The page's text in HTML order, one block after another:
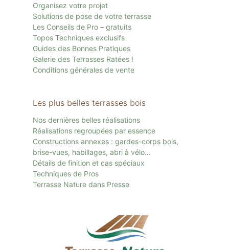
Organisez votre projet
Solutions de pose de votre terrasse
Les Conseils de Pro – gratuits
Topos Techniques exclusifs
Guides des Bonnes Pratiques
Galerie des Terrasses Ratées !
Conditions générales de vente
Les plus belles terrasses bois
Nos dernières belles réalisations
Réalisations regroupées par essence
Constructions annexes : gardes-corps bois,
brise-vues, habillages, abri à vélo…
Détails de finition et cas spéciaux
Techniques de Pros
Terrasse Nature dans Presse